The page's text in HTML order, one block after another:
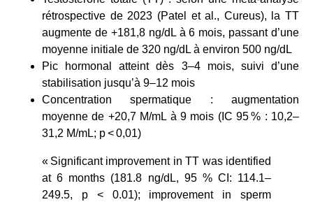
rétrospective de 2023 (Patel et al., Cureus), la TT
augmente de +181,8 ng/dL à 6 mois, passant d’une
moyenne initiale de 320 ng/dL à environ 500 ng/dL
Pic hormonal atteint dès 3–4 mois, suivi d’une
stabilisation jusqu’à 9–12 mois
Concentration spermatique : augmentation
moyenne de +20,7 M/mL à 9 mois (IC 95 % : 10,2–
31,2 M/mL; p < 0,01)
« Significant improvement in TT was identified
at 6 months (181.8 ng/dL, 95 % CI: 114.1–
249.5, p < 0.01); improvement in sperm